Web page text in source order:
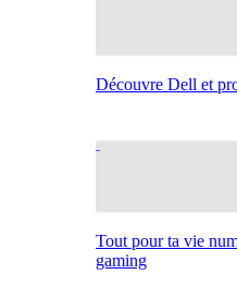
Découvre Dell et
Tout pour ta vie
gaming